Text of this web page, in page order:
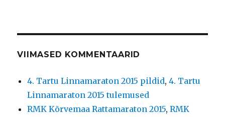
VIIMASED KOMMENTAARID
4. Tartu Linnamaraton 2015 pildid,4. Tartu
Linnamaraton 2015 tulemused
RMK Kõrvemaa Rattamaraton 2015,RMK